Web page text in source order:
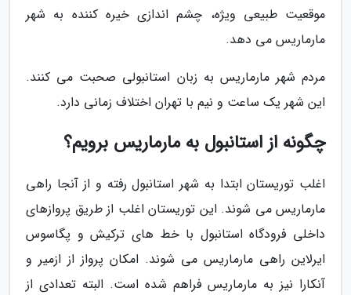
موقعیت طبیعی ویژه، چشم اندازی خیره کننده به شهر
مارماریس می دهد.
مردم شهر مارماریس به زبان استانبولی صحبت می کنند.
این شهر یک ساعت و نیم با تهران اختلاف زمانی دارد.
چگونه از استانبول به مارماریس برویم؟
اغلب توریستان ابتدا به شهر استانبول رفته و از آنجا راهی
مارماریس می شوند. این توریستان اغلب از طریق پروازهای
داخلی فرودگاه استانبول با خط های ترکیش و پگاسوس
ایرلاین راهی مارماریس می شوند. امکان پرواز از ازمیر و
آنکارا نیز به مارماریس فراهم شده است. البته تعدادی از